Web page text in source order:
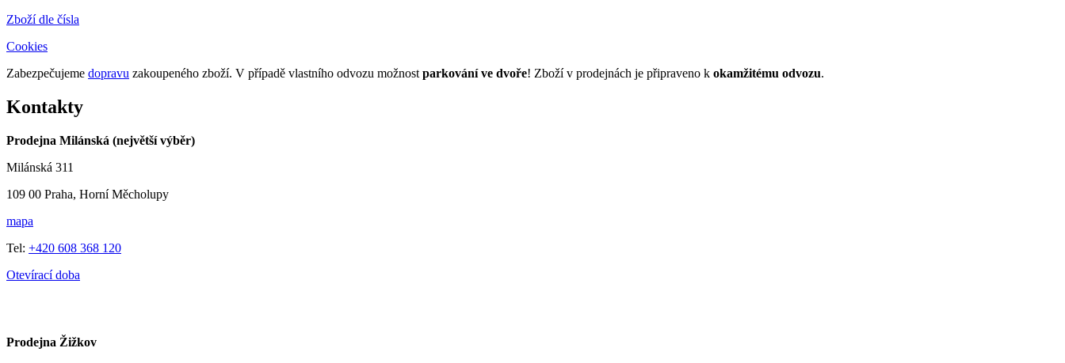
Zboží dle čísla
Cookies
Zabezpečujeme dopravu zakoupeného zboží. V případě vlastního odvozu možnost parkování ve dvoře! Zboží v prodejnách je připraveno k okamžitému odvozu.
Kontakty
Prodejna Milánská (největší výběr)
Milánská 311
109 00 Praha, Horní Měcholupy
mapa
Tel: +420 608 368 120
Otevírací doba
Prodejna Žižkov